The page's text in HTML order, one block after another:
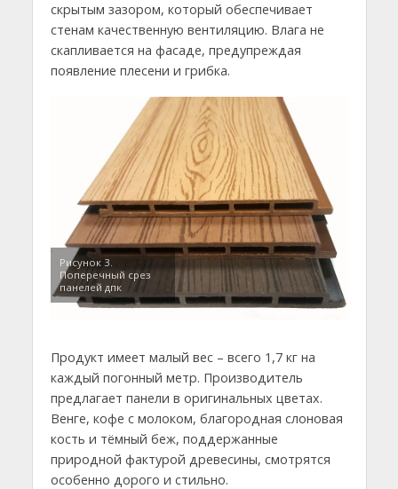
скрытым зазором, который обеспечивает
стенам качественную вентиляцию. Влага не
скапливается на фасаде, предупреждая
появление плесени и грибка.
Рисунок 3.
Поперечный срез
панелей дпк
Продукт имеет малый вес – всего 1,7 кг на
каждый погонный метр. Производитель
предлагает панели в оригинальных цветах.
Венге, кофе с молоком, благородная слоновая
кость и тёмный беж, поддержанные
природной фактурой древесины, смотрятся
особенно дорого и стильно.